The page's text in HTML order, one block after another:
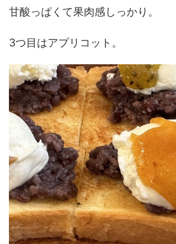
甘酸っぱくて果肉感しっかり。
3つ目はアプリコット。